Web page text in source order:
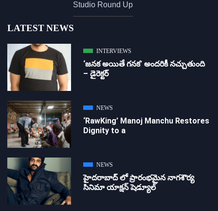
Studio Round Up
LATEST NEWS
INTERVIEWS
‘జ‌న‌క అయితే గ‌న‌క‌’ అందరికీ నచ్చుతుంది
– డైరెక్ట‌ర్
NEWS
‘RawKing’ Manoj Manchu Restores
Dignity to a
NEWS
హైదరాబాద్ లో ప్రారంభమైన నాగశౌర్య
సినిమా యాక్షన్ షెడ్యూల్